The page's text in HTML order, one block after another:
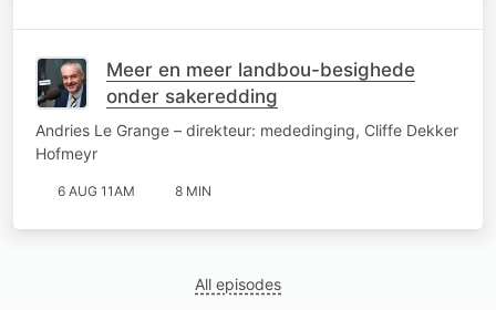
Meer en meer landbou-besighede
onder sakeredding
Andries Le Grange – direkteur: mededinging, Cliffe Dekker
Hofmeyr
6 AUG 11AM 8 MIN
All episodes